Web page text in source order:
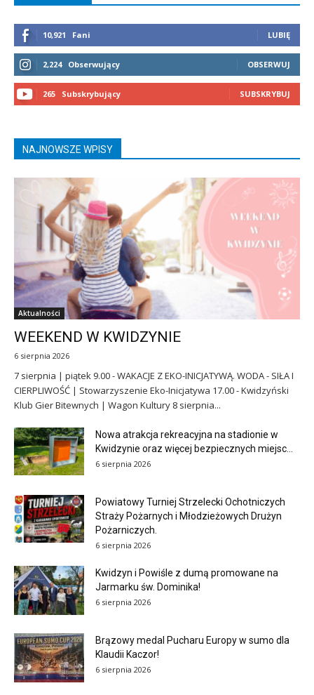
10,921 Fani LUBIĘ
2,224 Obserwujący OBSERWUJ
265 Subskrybujący SUBSKRYBUJ
NAJNOWSZE WPISY
Aktualności
WEEKEND W KWIDZYNIE
6 sierpnia 2026
7 sierpnia | piątek 9.00 - WAKACJE Z EKO-INICJATYWĄ. WODA - SIŁA I
CIERPLIWOŚĆ | Stowarzyszenie Eko-Inicjatywa 17.00 - Kwidzyński
Klub Gier Bitewnych | Wagon Kultury 8 sierpnia...
Nowa atrakcja rekreacyjna na stadionie w
Kwidzynie oraz więcej bezpiecznych miejsc...
6 sierpnia 2026
Powiatowy Turniej Strzelecki Ochotniczych
Straży Pożarnych i Młodzieżowych Drużyn
Pożarniczych.
6 sierpnia 2026
Kwidzyn i Powiśle z dumą promowane na
Jarmarku św. Dominika!
6 sierpnia 2026
Brązowy medal Pucharu Europy w sumo dla
Klaudii Kaczor!
6 sierpnia 2026